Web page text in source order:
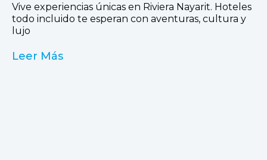
Vive experiencias únicas en Riviera Nayarit. Hoteles
todo incluido te esperan con aventuras, cultura y
lujo
Leer Más